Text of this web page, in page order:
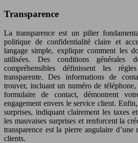
Transparence
La transparence est un pilier
politique de confidentialité claire et
langage simple, explique comment les
utilisées. Des conditions générales
compréhensibles définissent les
transparente. Des informations de
trouver, incluant un numéro de
formulaire de contact, démontrent
engagement envers le service client.
surprises, indiquant clairement les taxes
les mauvaises surprises et renforcent la
transparence est la pierre angulaire
clients.